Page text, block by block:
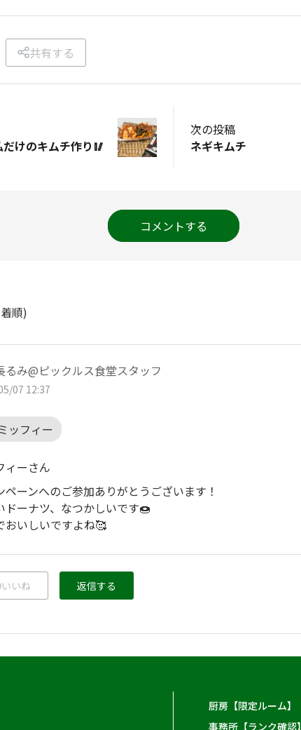
共有する
けのキムチ作り🥢
次の投稿
ネギキムチ
コメントする
順)
るみ@ピックルス食堂スタッフ
07 12:37
ッフィー
ィーさん
ペーンへのご参加ありがとうございます！
ドーナツ、なつかしいです🍩
おいしいですよね🥰
いいね 返信する
厨房【限定ルーム】
事務所【ランク確認】